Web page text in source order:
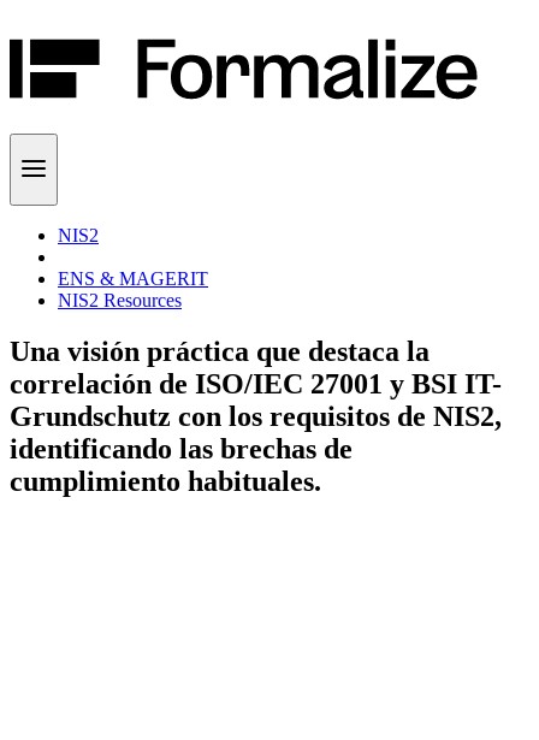
NIS2
ENS & MAGERIT
NIS2 Resources
Una visión práctica que destaca la
correlación de ISO/IEC 27001 y BSI IT-
Grundschutz con los requisitos de NIS2,
identificando las brechas de
cumplimiento habituales.